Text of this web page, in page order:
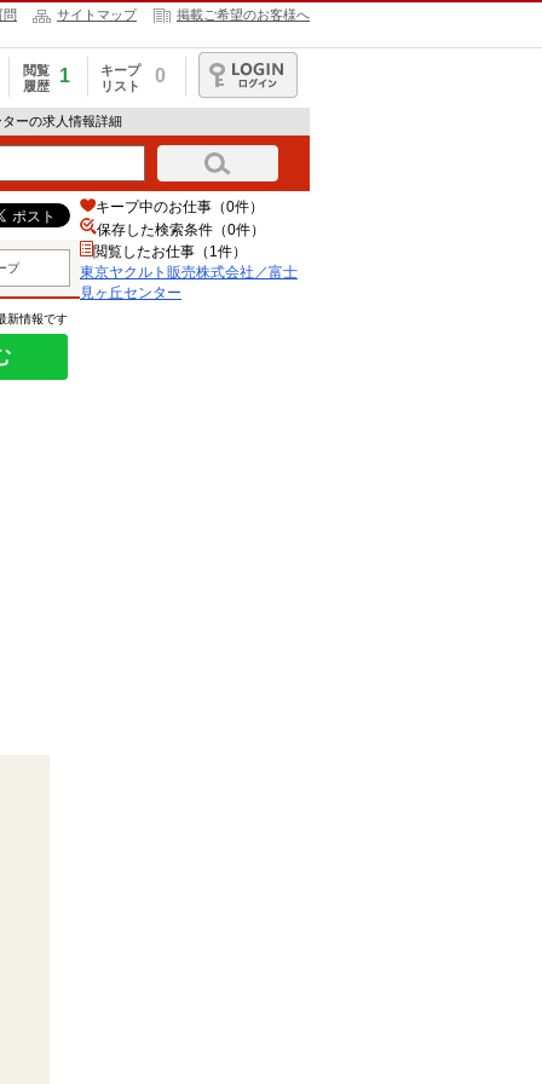
問 サイトマップ 掲載ご希望のお客様へ
閲覧
履歴
1
キープ
リスト
0
ログイン
ーの求人情報詳細
プ
新情報です
キープ中のお仕事（0件）
保存した検索条件（0件）
閲覧したお仕事（1件）
東京ヤクルト販売株式会社／富士
見ヶ丘センター